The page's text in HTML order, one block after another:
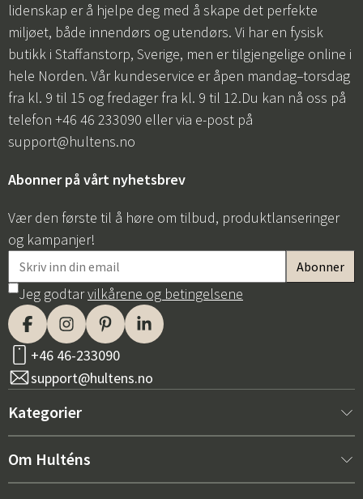
lidenskap er å hjelpe deg med å skape det perfekte
miljøet, både innendørs og utendørs. Vi har en fysisk
butikk i Staffanstorp, Sverige, men er tilgjengelige online i
hele Norden. Vår kundeservice er åpen mandag–torsdag
fra kl. 9 til 15 og fredager fra kl. 9 til 12.Du kan nå oss på
telefon +46 46 233090 eller via e-post på
support@hultens.no
Abonner på vårt nyhetsbrev
Vær den første til å høre om tilbud, produktlanseringer
og kampanjer!
Jeg godtarvilkårene og betingelsene
+46 46-233090
support@hultens.no
Kategorier
Nytt hos oss
Om Hulténs